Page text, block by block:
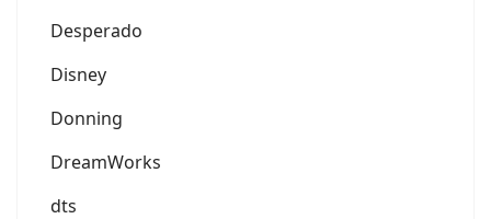
Desperado
Disney
Donning
DreamWorks
dts